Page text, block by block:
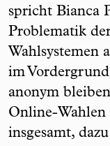
spricht Bianca
Problematik
Wahlsystemen
im
anonym
Online-Wahlen
insgesamt,